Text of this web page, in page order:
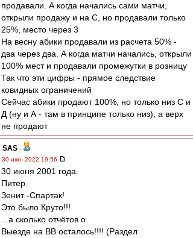
продавали. А когда начались сами матчи,
открыли продажу и на С, но продавали только
25%, место через 3
На весну абики продавали из расчета 50% -
два через два. А когда матчи начались, открыли
100% мест и продавали промежутки в розницу
Так что эти цифры - прямое следствие
ковидных ограничений
Сейчас абики продают 100%, но только низ С и
Д (ну и А - там в принципе только низ), а верх
не продают
SAS -
30 июн 2022 19:56
30 июня 2001 года.
Питер.
Зенит -Спартак!
Это было Круто!!!
...а сколько отчётов о
Выезде на ВВ осталось!!!! (Раздел